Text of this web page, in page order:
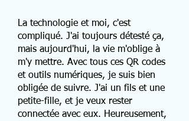
La technologie et moi, c'est
compliqué. J'ai toujours détesté ça,
mais aujourd'hui, la vie m'oblige à
m'y mettre. Avec tous ces QR codes
et outils numériques, je suis bien
obligée de suivre. J'ai un fils et une
petite-fille, et je veux rester
connectée avec eux. Heureusement,